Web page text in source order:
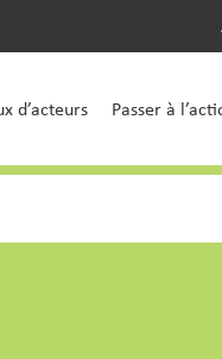
d’acteurs Passer à